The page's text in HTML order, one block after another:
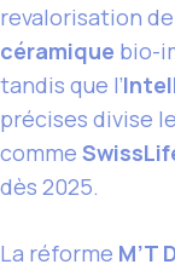
revalorisation
céramique bio-
tandis que l’
précises divise
comme
dès 2025.
La réforme M’T